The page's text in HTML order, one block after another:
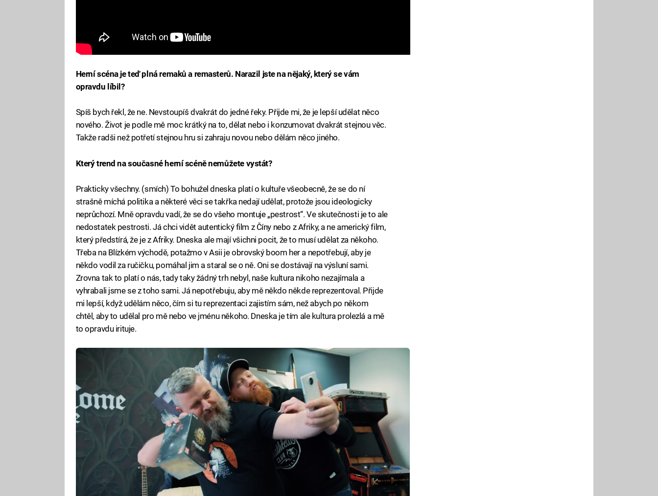
Herní scéna je teď plná remaků a remasterů. Narazil jste na nějaký, který se vám
opravdu líbil?
Spíš bych řekl, že ne. Nevstoupíš dvakrát do jedné řeky. Přijde mi, že je lepší udělat něco
nového. Život je podle mě moc krátký na to, dělat nebo i konzumovat dvakrát stejnou věc.
Takže radši než potřetí stejnou hru si zahraju novou nebo dělám něco jiného.
Který trend na současné herní scéně nemůžete vystát?
Prakticky všechny. (smích) To bohužel dneska platí o kultuře všeobecně, že se do ní
strašně míchá politika a některé věci se takřka nedají udělat, protože jsou ideologicky
neprůchozí. Mně opravdu vadí, že se do všeho montuje „pestrost“. Ve skutečnosti je to ale
nedostatek pestrosti. Já chci vidět autentický film z Číny nebo z Afriky, a ne americký film,
který předstírá, že je z Afriky. Dneska ale mají všichni pocit, že to musí udělat za někoho.
Třeba na Blízkém východě, potažmo v Asii je obrovský boom her a nepotřebují, aby je
někdo vodil za ručičku, pomáhal jim a staral se o ně. Oni se dostávají na výsluní sami.
Zrovna tak to platí o nás, tady taky žádný trh nebyl, naše kultura nikoho nezajímala a
vyhrabali jsme se z toho sami. Já nepotřebuju, aby mě někdo někde reprezentoval. Přijde
mi lepší, když udělám něco, čím si tu reprezentaci zajistím sám, než abych po někom
chtěl, aby to udělal pro mě nebo ve jménu někoho. Dneska je tím ale kultura prolezlá a mě
to opravdu irituje.